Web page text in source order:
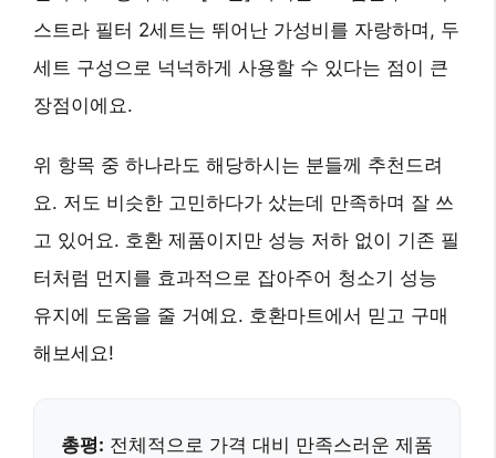
스트라 필터 2세트는 뛰어난 가성비 를 자랑하며, 두
세트 구성으로 넉넉하게 사용할 수 있다는 점이 큰
장점이에요.
위 항목 중 하나라도 해당하시는 분들께 추천드려
요. 저도 비슷한 고민하다가 샀는데 만족하며 잘 쓰
고 있어요. 호환 제품이지만 성능 저하 없이 기존 필
터처럼 먼지를 효과적으로 잡아주어 청소기 성능
유지에 도움을 줄 거예요. 호환마트에서 믿고 구매
해보세요!
총평: 전체적으로 가격 대비 만족스러운 제품